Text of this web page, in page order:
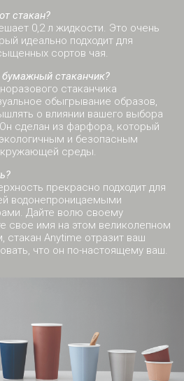
стакан?
0,2 л жидкости. Это очень
идеально подходит для
сортов чая.
стаканчик?
стаканчика
обыгрывание образов,
о влиянии вашего выбора
сделан из фарфора, который
и безопасным
среды.
прекрасно подходит для
водонепроницаемыми
Дайте волю своему
свое имя на этом великолепном
стакан Anytime отразит ваш
что он по-настоящему ваш.